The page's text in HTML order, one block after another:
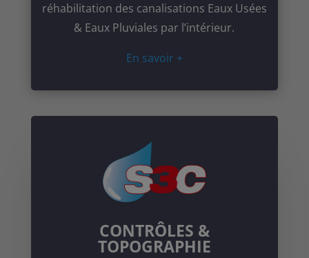
réhabilitation des canalisations Eaux Usées
& Eaux Pluviales par l’intérieur.
En savoir +
CONTRÔLES &
TOPOGRAPHIE